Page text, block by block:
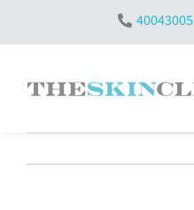
40043005